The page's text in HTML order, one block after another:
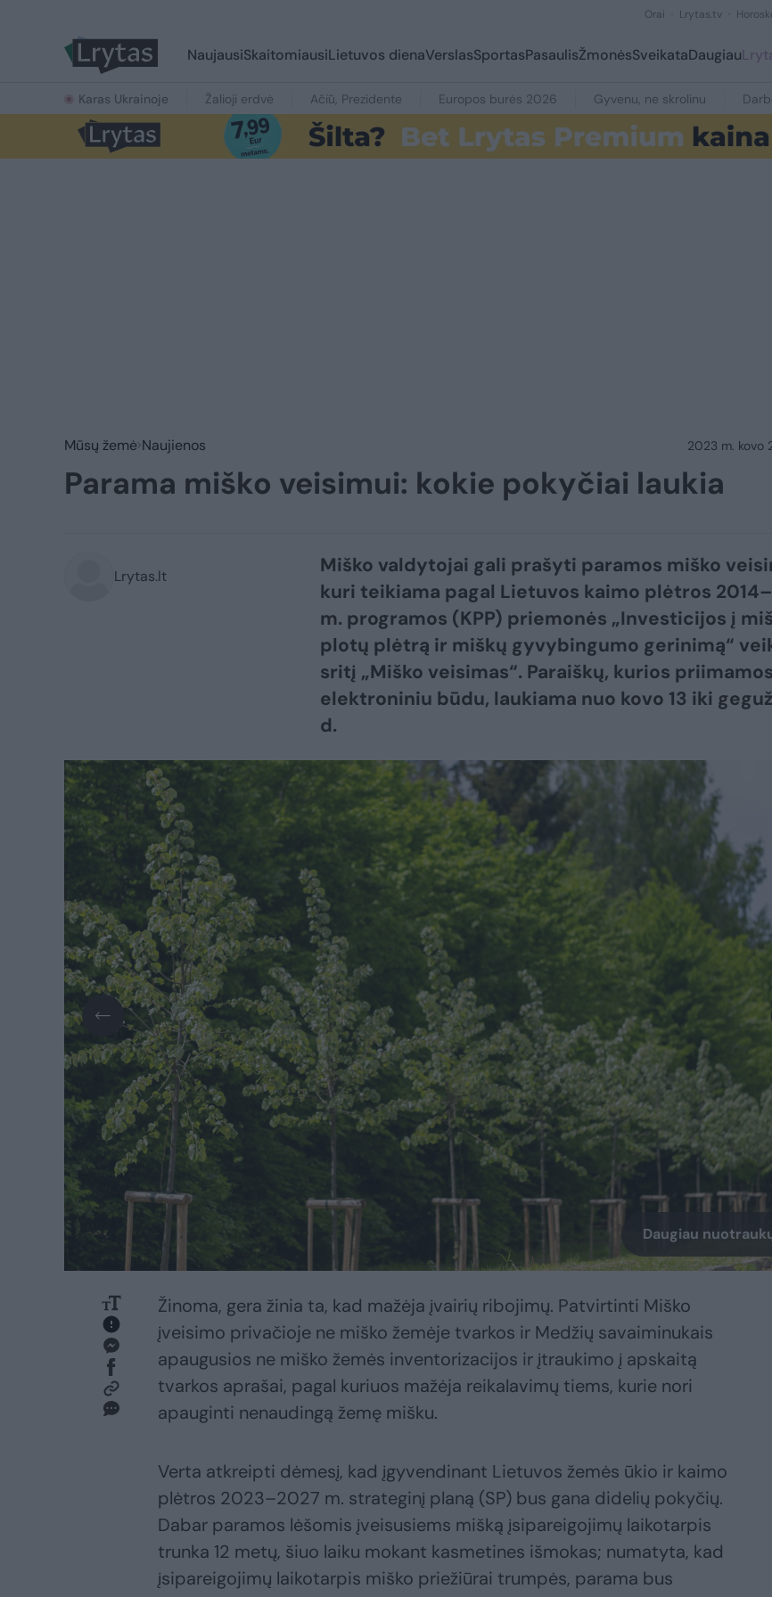
Orai Lrytas.tv
NaujausiSkaitomiausiLietuvos dienaVerslasSportasPasaulisŽmonėsSveikataDaugiau
Karas Ukrainoje Žalioji erdvė Ačiū, Prezidente Europos burės 2026 Gyvenu, ne skrolinu
Mūsų žemė Naujienos 2023 m. kovo
Parama miško veisimui: kokie pokyčiai laukia
Lrytas.lt
Miško valdytojai gali prašyti paramos miško
kuri teikiama pagal Lietuvos kaimo plėtros
m. programos (KPP) priemonės „Investicijos į
plotų plėtrą ir miškų gyvybingumo gerinimą“
sritį „Miško veisimas“. Paraiškų, kurios priimamos
elektroniniu būdu, laukiama nuo kovo 13 iki
d.
Daugiau
Žinoma, gera žinia ta, kad mažėja įvairių ribojimų. Patvirtinti Miško
įveisimo privačioje ne miško žemėje tvarkos ir Medžių savaiminukais
apaugusios ne miško žemės inventorizacijos ir įtraukimo į apskaitą
tvarkos aprašai, pagal kuriuos mažėja reikalavimų tiems, kurie nori
apauginti nenaudingą žemę mišku.
Verta atkreipti dėmesį, kad įgyvendinant Lietuvos žemės ūkio ir kaimo
plėtros 2023–2027 m. strateginį planą (SP) bus gana didelių pokyčių.
Dabar paramos lėšomis įveisusiems mišką įsipareigojimų laikotarpis
trunka 12 metų, šiuo laiku mokant kasmetines išmokas; numatyta, kad
įsipareigojimų laikotarpis miško priežiūrai trumpės, parama bus